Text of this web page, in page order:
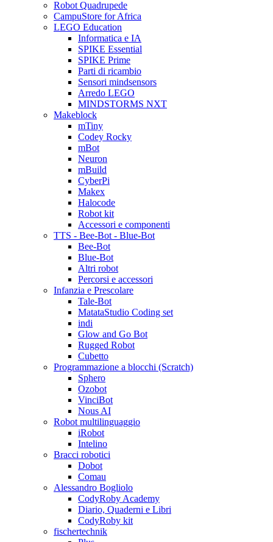
Robot Quadrupede
CampuStore for Africa
LEGO Education
Informatica e IA
SPIKE Essential
SPIKE Prime
Parti di ricambio
Sensori mindsensors
Arredo LEGO
MINDSTORMS NXT
Makeblock
mTiny
Codey Rocky
mBot
Neuron
mBuild
CyberPi
Makex
Halocode
Robot kit
Accessori e componenti
TTS - Bee-Bot - Blue-Bot
Bee-Bot
Blue-Bot
Altri robot
Percorsi e accessori
Infanzia e Prescolare
Tale-Bot
MatataStudio Coding set
indi
Glow and Go Bot
Rugged Robot
Cubetto
Programmazione a blocchi (Scratch)
Sphero
Ozobot
VinciBot
Nous AI
Robot multilinguaggio
iRobot
Intelino
Bracci robotici
Dobot
Comau
Alessandro Bogliolo
CodyRoby Academy
Diario, Quaderni e Libri
CodyRoby kit
fischertechnik